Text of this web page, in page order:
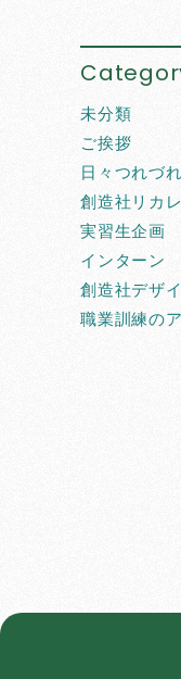
未分類
ご挨拶
日々つれづれ
創造社リカ
実習生企画
インターン
創造社デザ
職業訓練の